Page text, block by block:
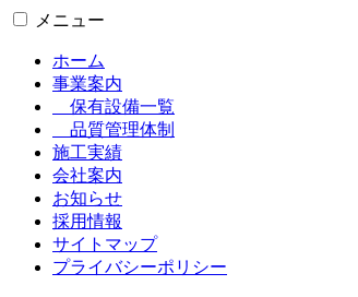
メニュー
ホーム
事業案内
保有設備一覧
品質管理体制
施工実績
会社案内
お知らせ
採用情報
サイトマップ
プライバシーポリシー